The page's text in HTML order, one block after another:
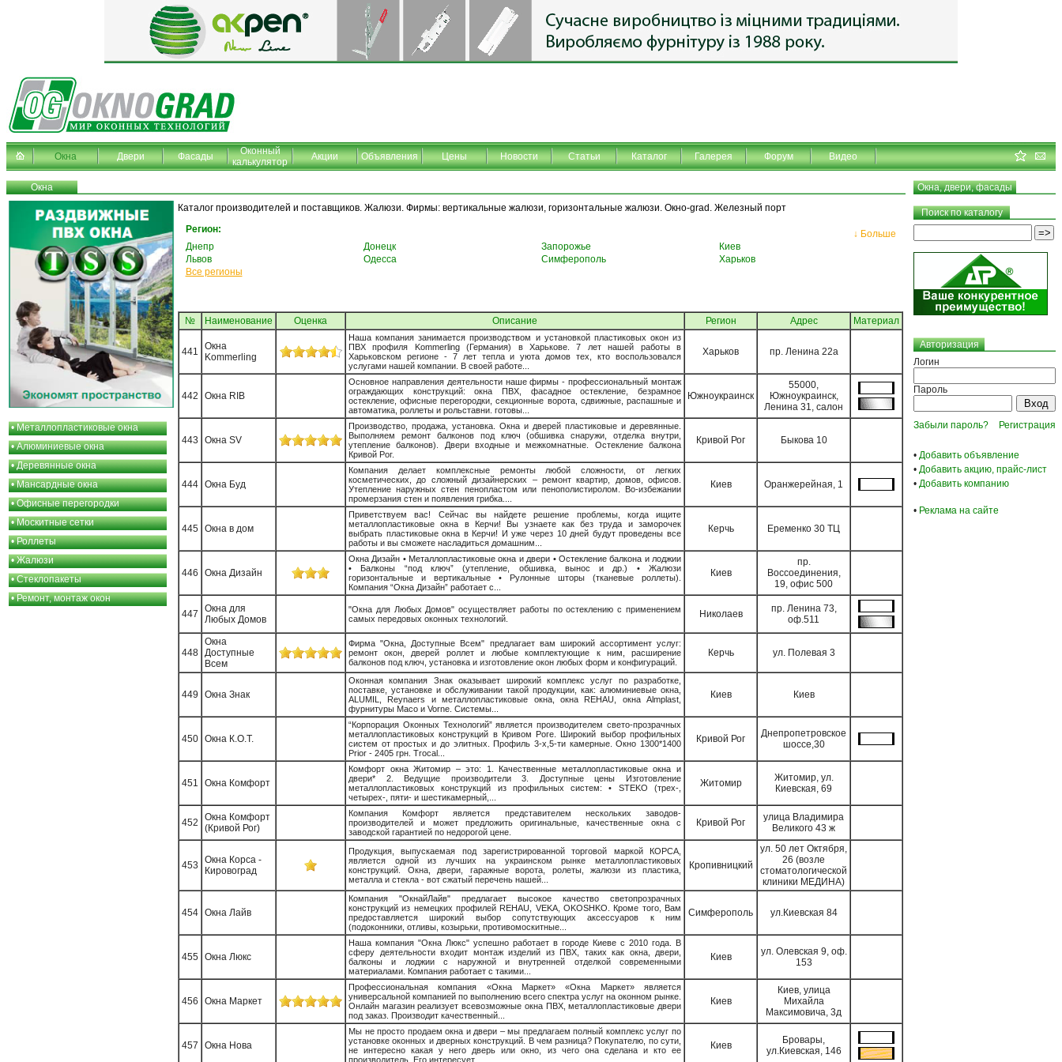
Окна Двери Фасады
Оконный
калькулятор
Акции Объявления Цены Новости Статьи Каталог Галерея Форум Видео
Окна
•Металлопластиковые окна
•Алюминиевые окна
•Деревянные окна
•Мансардные окна
•Офисные перегородки
•Москитные сетки
•Роллеты
•Жалюзи
•Стеклопакеты
•Ремонт, монтаж окон
Каталог производителей и поставщиков. Жалюзи. Фирмы: вертикальные жалюзи, горизонтальные жалюзи. Окно-grad. Железный порт
Регион:
↓ Больше
Днепр
Донецк Запорожье
Киев
Львов
Одесса Симферополь
Харьков
Все регионы
№ Наименование Oценка Описание Регион Адрес Материал
441
Окна
Kommerling
Наша компания занимается производством и установкой пластиковых окон из
ПВХ профиля Kommerling (Германия) в Харькове. 7 лет нашей работы в
Харьковском регионе - 7 лет тепла и уюта домов тех, кто воспользовался
услугами нашей компании. В своей работе...
Харьков пр. Ленина 22а
442 Окна RIB
Основное направления деятельности наше фирмы - профессиональный монтаж
ограждающих конструкций: окна ПВХ, фасадное остекление, безрамное
остекление, офисные перегородки, секционные ворота, сдвижные, распашные и
автоматика, роллеты и рольставни. готовы...
Южноукраинск
55000,
Южноукраинск,
Ленина 31, салон
443 Окна SV
Производство, продажа, установка. Окна и дверей пластиковые и деревянные.
Выполняем ремонт балконов под ключ (обшивка снаружи, отделка внутри,
утепление балконов). Двери входные и межкомнатные. Остекление балкона
Кривой Рог.
Кривой Рог Быкова 10
444 Окна Буд
Компания делает комплексные ремонты любой сложности, от легких
косметических, до сложный дизайнерских – ремонт квартир, домов, офисов.
Утепление наружных стен пенопластом или пенополистиролом. Во-избежании
промерзания стен и появления грибка....
Киев Оранжерейная, 1
445 Окна в дом
Приветствуем вас! Сейчас вы найдете решение проблемы, когда ищите
металлопластиковые окна в Керчи! Вы узнаете как без труда и заморочек
выбрать пластиковые окна в Керчи! И уже через 10 дней будут проведены все
работы и вы сможете насладиться домашним...
Керчь Еременко 30 ТЦ
446 Окна Дизайн
Окна Дизайн • Металлопластиковые окна и двери • Остекление балкона и лоджии
• Балконы “под ключ” (утепление, обшивка, вынос и др.) • Жалюзи
горизонтальные и вертикальные • Рулонные шторы (тканевые роллеты).
Компания “Окна Дизайн” работает с...
Киев
пр.
Воссоединения,
19, офис 500
447
Окна для
Любых Домов
"Окна для Любых Домов" осуществляет работы по остеклению с применением
самых передовых оконных технологий.
Николаев
пр. Ленина 73,
оф.511
448
Окна
Доступные
Всем
Фирма "Окна, Доступные Всем" предлагает вам широкий ассортимент услуг:
ремонт окон, дверей роллет и любые комплектующие к ним, расширение
балконов под ключ, установка и изготовление окон любых форм и конфигураций.
Керчь ул. Полевая 3
449 Окна Знак
Оконная компания Знак оказывает широкий комплекс услуг по разработке,
поставке, установке и обслуживании такой продукции, как: алюминиевые окна,
ALUMIL, Reynaers и металлопластиковые окна, окна REHAU, окна Almplast,
фурнитуры Maco и Vorne. Системы...
Киев Киев
450 Окна К.О.Т.
“Корпорация Оконных Технологий” является производителем свето-прозрачных
металлопластиковых конструкций в Кривом Роге. Широкий выбор профильных
систем от простых и до элитных. Профиль 3-х,5-ти камерные. Окно 1300*1400
Prior - 2405 грн. Trocal...
Кривой Рог
Днепропетровское
шоссе,30
451 Окна Комфорт
Комфорт окна Житомир – это: 1. Качественные металлопластиковые окна и
двери* 2. Ведущие производители 3. Доступные цены Изготовление
металлопластиковых конструкций из профильных систем: • STEKO (трех-,
четырех-, пяти- и шестикамерный,...
Житомир
Житомир, ул.
Киевская, 69
452
Окна Комфорт
(Кривой Рог)
Компания Комфорт является представителем нескольких заводов-
производителей и может предложить оригинальные, качественные окна с
заводской гарантией по недорогой цене.
Кривой Рог
улица Владимира
Великого 43 ж
453
Окна Корса -
Кировоград
Продукция, выпускаемая под зарегистрированной торговой маркой КОРСА,
является одной из лучших на украинском рынке металлопластиковых
конструкций. Окна, двери, гаражные ворота, ролеты, жалюзи из пластика,
металла и стекла - вот сжатый перечень нашей...
Кропивницкий
ул. 50 лет Октября,
26 (возле
стоматологической
клиники МЕДИНА)
454 Окна Лайв
Компания "ОкнайЛайв" предлагает высокое качество светопрозрачных
конструкций из немецких профилей REHAU, VEKA, OKOSHKO. Кроме того, Вам
предоставляется широкий выбор сопутствующих аксессуаров к ним
(подоконники, отливы, козырьки, противомоскитные...
Симферополь ул.Киевская 84
455 Окна Люкс
Наша компания "Окна Люкс" успешно работает в городе Киеве с 2010 года. В
сферу деятельности входит монтаж изделий из ПВХ, таких как окна, двери,
балконы и лоджии с наружной и внутренней отделкой современными
материалами. Компания работает с такими...
Киев
ул. Олевская 9, оф.
153
456 Окна Маркет
Профессиональная компания «Окна Маркет» «Окна Маркет» является
универсальной компанией по выполнению всего спектра услуг на оконном рынке.
Онлайн магазин реализует всевозможные окна ПВХ, металлопластиковые двери
под заказ. Производит качественный...
Киев
Киев, улица
Михайла
Максимовича, 3д
457 Окна Нова
Мы не просто продаем окна и двери – мы предлагаем полный комплекс услуг по
установке оконных и дверных конструкций. В чем разница? Покупателю, по сути,
не интересно какая у него дверь или окно, из чего она сделана и кто ее
производитель. Его интересует...
Киев
Бровары,
ул.Киевская, 146
Окна, двери, фасады
Поиск по каталогу
Авторизация
Логин
Пароль
Забыли пароль? Регистрация
• Добавить объявление
• Добавить акцию, прайс-лист
• Добавить компанию
• Реклама на сайте